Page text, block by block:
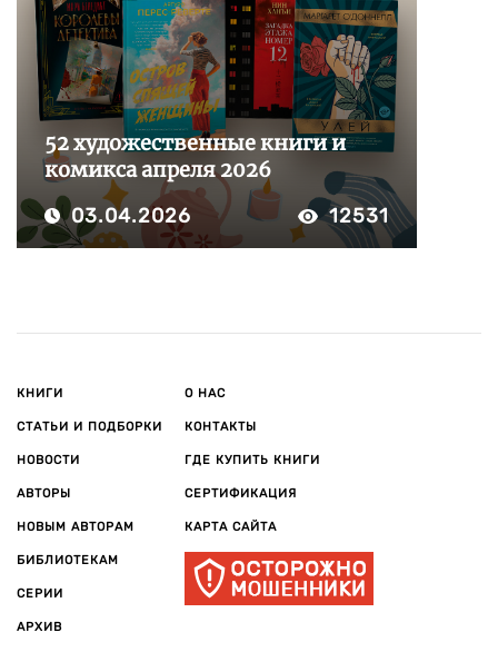
52 художественные книги и
комикса апреля 2026
03.04.2026 12531
КНИГИ
СТАТЬИ И ПОДБОРКИ
НОВОСТИ
АВТОРЫ
НОВЫМ АВТОРАМ
БИБЛИОТЕКАМ
СЕРИИ
АРХИВ
О НАС
КОНТАКТЫ
ГДЕ КУПИТЬ КНИГИ
СЕРТИФИКАЦИЯ
КАРТА САЙТА